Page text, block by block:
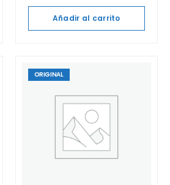
Añadir al carrito
ORIGINAL